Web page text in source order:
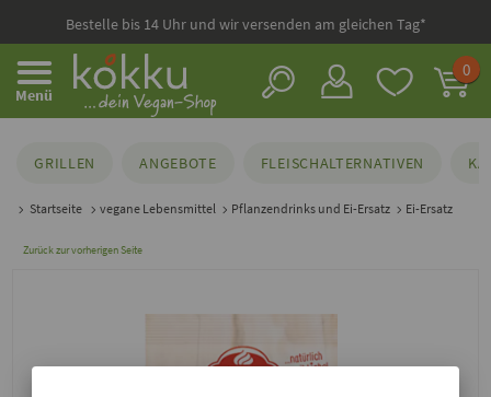
Bestelle bis 14 Uhr und wir versenden am gleichen Tag*
Menü
0
GRILLEN ANGEBOTE FLEISCHALTERNATIVEN
Startseite vegane Lebensmittel Pflanzendrinks und Ei-Ersatz Ei-Ersatz
Zurück zur vorherigen Seite